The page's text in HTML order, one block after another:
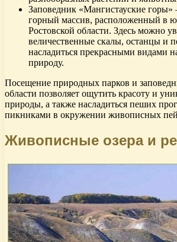
Заповедник «Мангистауские
горный массив, расположенный в
Ростовской области. Здесь можно
величественные скалы, останцы и
насладиться прекрасными видами
природу.
Посещение природных парков и
области позволяет ощутить красоту и
природы, а также насладиться пеших
пикниками в окружении живописных
Живописные озера и